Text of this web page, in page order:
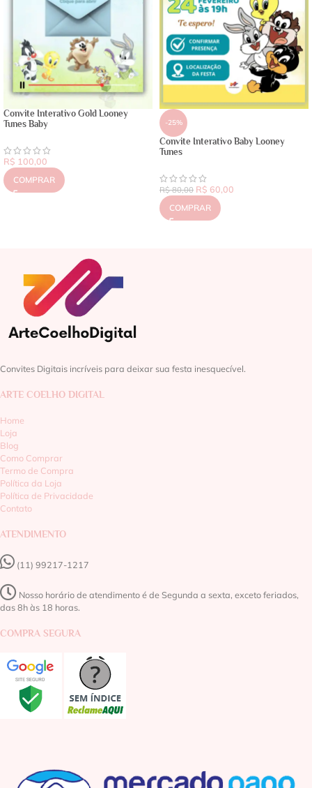
Convite Interativo Gold Looney
Tunes Baby
R$ 100,00
COMPRAR
-25%
Convite Interativo Baby Looney
Tunes
R$80,00 R$ 60,00
COMPRAR
Convites Digitais incríveis para deixar sua festa inesquecível.
ARTE COELHO DIGITAL
Home
Loja
Blog
Como Comprar
Termo de Compra
Política da Loja
Política de Privacidade
Contato
ATENDIMENTO
(11) 99217-1217‬
Nosso horário de atendimento é de Segunda a sexta, exceto feriados,
das 8h às 18 horas.
COMPRA SEGURA